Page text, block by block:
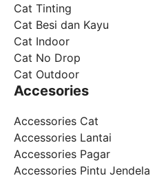
Cat Tinting
Cat Besi dan Kayu
Cat Indoor
Cat No Drop
Cat Outdoor
Accesories
Accessories Cat
Accessories Lantai
Accessories Pagar
Accessories Pintu Jendela